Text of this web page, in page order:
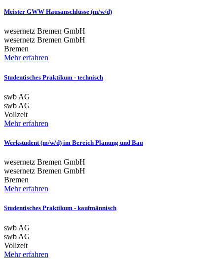
Meister GWW Hausanschlüsse (m/w/d)
wesernetz Bremen GmbH
wesernetz Bremen GmbH
Bremen
Mehr erfahren
Studentisches Praktikum - technisch
swb AG
swb AG
Vollzeit
Mehr erfahren
Werkstudent (m/w/d) im Bereich Planung und Bau
wesernetz Bremen GmbH
wesernetz Bremen GmbH
Bremen
Mehr erfahren
Studentisches Praktikum - kaufmännisch
swb AG
swb AG
Vollzeit
Mehr erfahren